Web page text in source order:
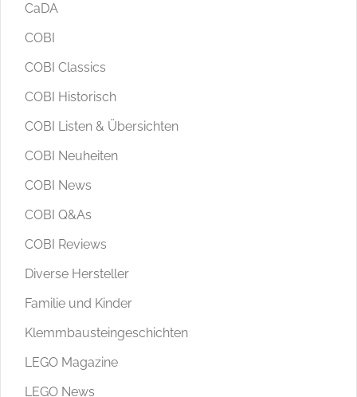
CaDA
COBI
COBI Classics
COBI Historisch
COBI Listen & Übersichten
COBI Neuheiten
COBI News
COBI Q&As
COBI Reviews
Diverse Hersteller
Familie und Kinder
Klemmbausteingeschichten
LEGO Magazine
LEGO News